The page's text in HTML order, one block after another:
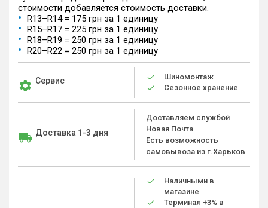
стоимости добавляется стоимость доставки.
R13–R14 = 175 грн за 1 единицу
R15–R17 = 225 грн за 1 единицу
R18–R19 = 250 грн за 1 единицу
R20–R22 = 250 грн за 1 единицу
Сервис
Шиномонтаж
Сезонное хранение
Доставка 1-3 дня
Доставляем службой
Новая Почта
Есть возможность
самовывоза из г.Харьков
Наличными в
магазине
Терминал +3% в